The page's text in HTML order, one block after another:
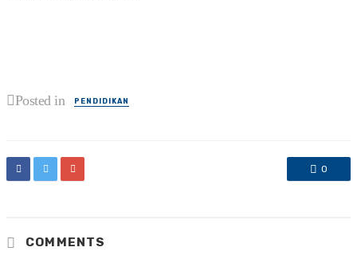
Posted in PENDIDIKAN
0
COMMENTS